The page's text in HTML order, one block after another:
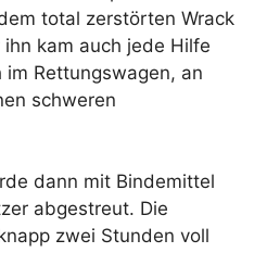
total zerstörten Wrack
kam auch jede Hilfe
Rettungswagen, an
schweren
dann mit Bindemittel
abgestreut. Die
zwei Stunden voll